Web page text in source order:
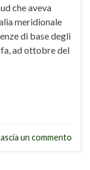
che aveva
meridionale
di base degli
ad ottobre del
un commento